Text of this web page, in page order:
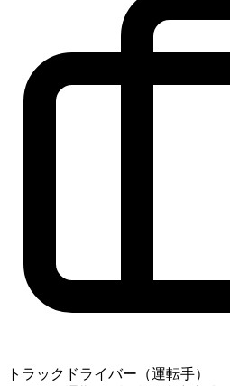
トラックドライバー（運転手）